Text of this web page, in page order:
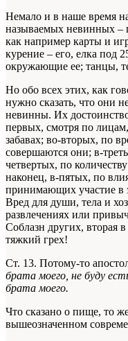
Немало и в наше время
называемых невинных –
как например карты и
курение – его, елка под
окружающие ее; танцы,
Но обо всех этих, как
нужно сказать, что они
невинны. Их
первых, смотря по
забавах; во-вторых, по
совершаются они; в-
четвертых, по
наконец, в-пятых, по
принимающих участие в
Вред для души, тела и
развлечениях или
Соблазн других, вторая
тяжкий грех!
Ст. 13. Потому-то
брата моего, не буду
брата моего.
Что сказано о пище, то
вышеозначенном